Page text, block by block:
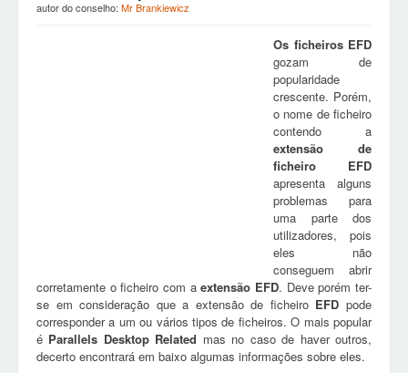
autor do conselho: Mr Brankiewicz
Os ficheiros EFD
gozam de
popularidade
crescente. Porém,
o nome de ficheiro
contendo a
extensão de
ficheiro EFD
apresenta alguns
problemas para
uma parte dos
utilizadores, pois
eles não
conseguem abrir
corretamente o ficheiro com aextensão EFD. Deve porém ter-
se em consideração que a extensão de ficheiro EFD pode
corresponder a um ou vários tipos de ficheiros. O mais popular
é Parallels Desktop Related mas no caso de haver outros,
decerto encontrará em baixo algumas informações sobre eles.